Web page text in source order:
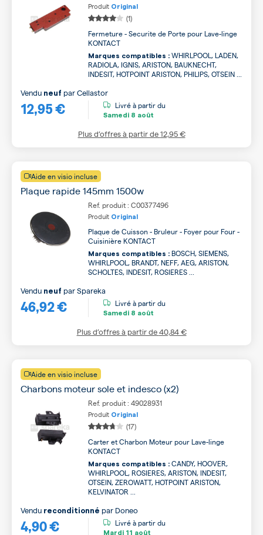
Produit Original
(1)
Fermeture - Securite de Porte pour Lave-linge
KONTACT
Marques compatibles : WHIRLPOOL, LADEN,
RADIOLA, IGNIS, ARISTON, BAUKNECHT,
INDESIT, HOTPOINT ARISTON, PHILIPS, OTSEIN ...
12,95 €
Vendu neuf parCellastor
Livré à partir du
Samedi 8 août
Plus d’offres à partir de12,95 €
Aide en visio incluse
Plaque rapide 145mm 1500w
Ref. produit : C00377496
Produit Original
Plaque de Cuisson - Bruleur - Foyer pour Four -
Cuisinière KONTACT
Marques compatibles : BOSCH, SIEMENS,
WHIRLPOOL, BRANDT, NEFF, AEG, ARISTON,
SCHOLTES, INDESIT, ROSIERES ...
46,92 €
Vendu neuf parSpareka
Livré à partir du
Samedi 8 août
Plus d’offres à partir de40,84 €
Aide en visio incluse
Charbons moteur sole et indesco (x2)
Ref. produit : 49028931
Produit Original
(17)
Carter et Charbon Moteur pour Lave-linge
KONTACT
Marques compatibles : CANDY, HOOVER,
WHIRLPOOL, ROSIERES, ARISTON, INDESIT,
OTSEIN, ZEROWATT, HOTPOINT ARISTON,
KELVINATOR ...
4,90 €
Vendu reconditionné par Doneo
Livré à partir du
Mardi 11 août